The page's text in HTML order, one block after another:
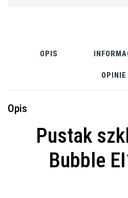
OPIS
Opis
Pustak
Bubble